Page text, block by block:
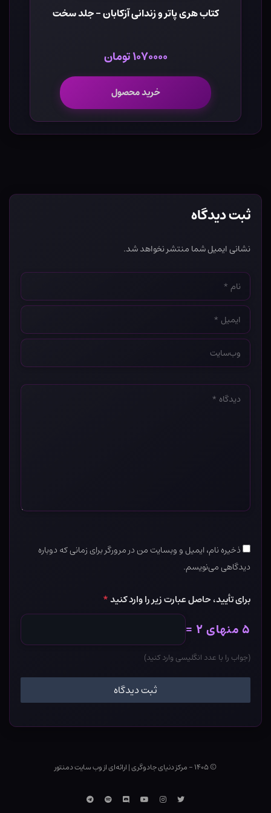
کتاب هری پاتر و زندانی آزکابان - جلد سخت
۱۰۷۰۰۰۰ تومان
خرید محصول
ثبت دیدگاه
نشانی ایمیل شما منتشر نخواهد شد.
نام
*
ایمیل
*
وب‌سایت
*
دیدگاه
ذخیره نام، ایمیل و وبسایت من در مرورگر برای زمانی که دوباره
دیدگاهی می‌نویسم.
برای تأیید، حاصل عبارت زیر را وارد کنید*
۵ منهای ۲ =
(جواب را با عدد انگلیسی وارد کنید)
© ۱۴۰۵ - مرکز دنیای جادوگری |ارائه‌ای از وب ‌سایت دمنتور
توییتراینستاگرام
یوتوبDiscordاسپاتیفایتلگرام